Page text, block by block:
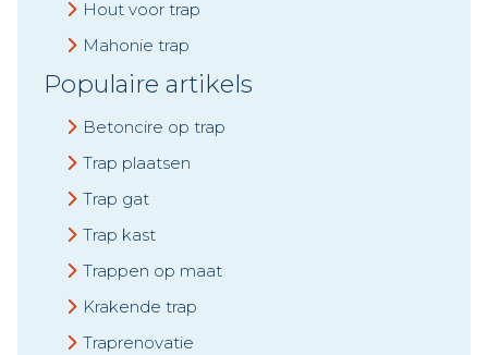
Hout voor trap
Mahonie trap
Populaire artikels
Betoncire op trap
Trap plaatsen
Trap gat
Trap kast
Trappen op maat
Krakende trap
Traprenovatie